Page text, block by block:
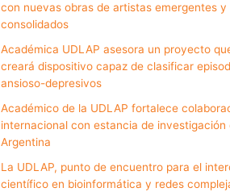
con nuevas obras de artistas emergentes y
consolidados
Académica UDLAP asesora un proyecto
creará dispositivo capaz de clasificar
ansioso-depresivos
Académico de la UDLAP fortalece
internacional con estancia de investigación
Argentina
La UDLAP, punto de encuentro para el
científico en bioinformática y redes